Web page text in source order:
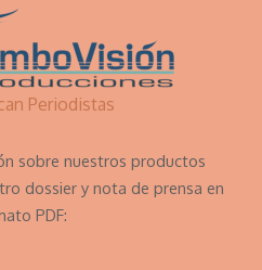
sobre nuestros productos
dossier y nota de prensa en
PDF: